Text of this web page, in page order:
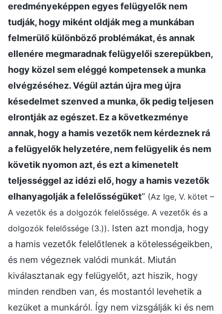
eredményeképpen egyes felügyelők nem
tudják, hogy miként oldják meg a munkában
felmerülő különböző problémákat, és annak
ellenére megmaradnak felügyelői szerepükben,
hogy közel sem eléggé kompetensek a munka
elvégzéséhez. Végül aztán újra meg újra
késedelmet szenved a munka, ők pedig teljesen
elrontják az egészet. Ez a következménye
annak, hogy a hamis vezetők nem kérdeznek rá
a felügyelők helyzetére, nem felügyelik és nem
követik nyomon azt, és ezt a kimenetelt
teljességgel az idézi elő, hogy a hamis vezetők
elhanyagolják a felelősségüket” (Az Ige, V. kötet –
A vezetők és a dolgozók felelőssége. A vezetők és a
dolgozók felelőssége (3.)). Isten azt mondja, hogy
a hamis vezetők felelőtlenek a kötelességeikben,
és nem végeznek valódi munkát. Miután
kiválasztanak egy felügyelőt, azt hiszik, hogy
minden rendben van, és mostantól levehetik a
kezüket a munkáról. Így nem vizsgálják ki és nem